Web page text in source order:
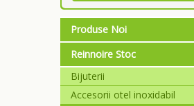
Produse Noi
Reinnoire Stoc
Bijuterii
Accesorii otel inoxidabil